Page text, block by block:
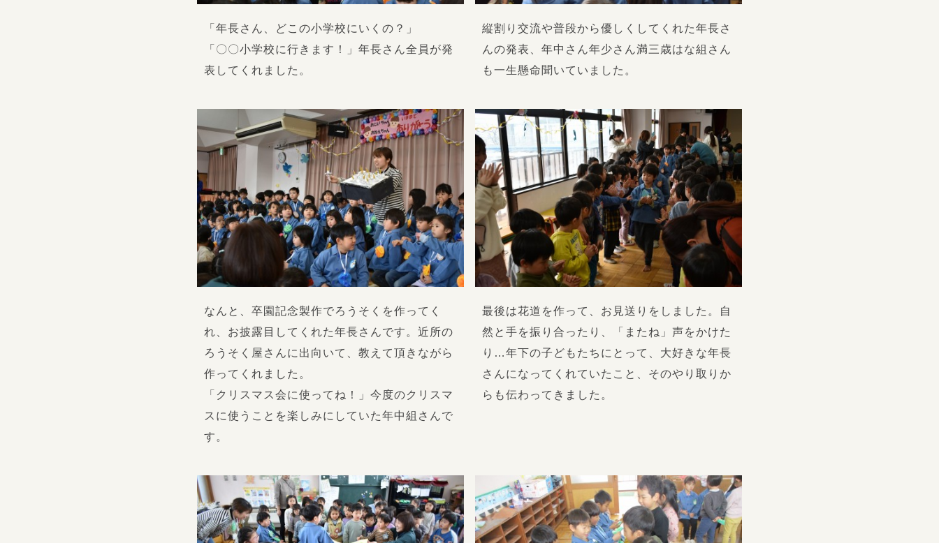
「年長さん、どこの小学校にいくの？」
「〇〇小学校に行きます！」年長さん全員が発
表してくれました。
縦割り交流や普段から優しくしてくれた年長さ
んの発表、年中さん年少さん満三歳はな組さん
も一生懸命聞いていました。
なんと、卒園記念製作でろうそくを作ってく
れ、お披露目してくれた年長さんです。近所の
ろうそく屋さんに出向いて、教えて頂きながら
作ってくれました。
「クリスマス会に使ってね！」今度のクリスマ
スに使うことを楽しみにしていた年中組さんで
す。
最後は花道を作って、お見送りをしました。自
然と手を振り合ったり、「またね」声をかけた
り…年下の子どもたちにとって、大好きな年長
さんになってくれていたこと、そのやり取りか
らも伝わってきました。